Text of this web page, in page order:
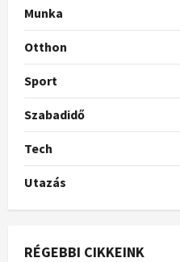
Munka
Otthon
Sport
Szabadidő
Tech
Utazás
RÉGEBBI CIKKEINK